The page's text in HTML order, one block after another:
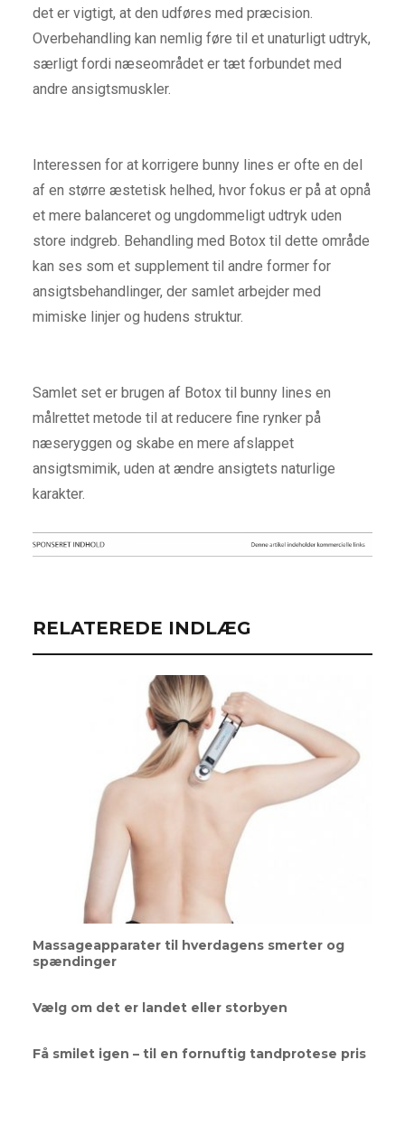
det er vigtigt, at den udføres med præcision.
Overbehandling kan nemlig føre til et unaturligt udtryk,
særligt fordi næseområdet er tæt forbundet med
andre ansigtsmuskler.
Interessen for at korrigere bunny lines er ofte en del
af en større æstetisk helhed, hvor fokus er på at opnå
et mere balanceret og ungdommeligt udtryk uden
store indgreb. Behandling med Botox til dette område
kan ses som et supplement til andre former for
ansigtsbehandlinger, der samlet arbejder med
mimiske linjer og hudens struktur.
Samlet set er brugen af Botox til bunny lines en
målrettet metode til at reducere fine rynker på
næseryggen og skabe en mere afslappet
ansigtsmimik, uden at ændre ansigtets naturlige
karakter.
RELATEREDE INDLÆG
Massageapparater til hverdagens smerter og
spændinger
Vælg om det er landet eller storbyen
Få smilet igen – til en fornuftig tandprotese pris